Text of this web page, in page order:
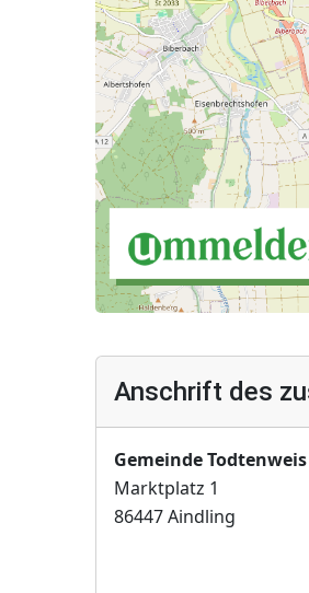
Anschrift des
Gemeinde Todtenweis
Marktplatz 1
86447 Aindling